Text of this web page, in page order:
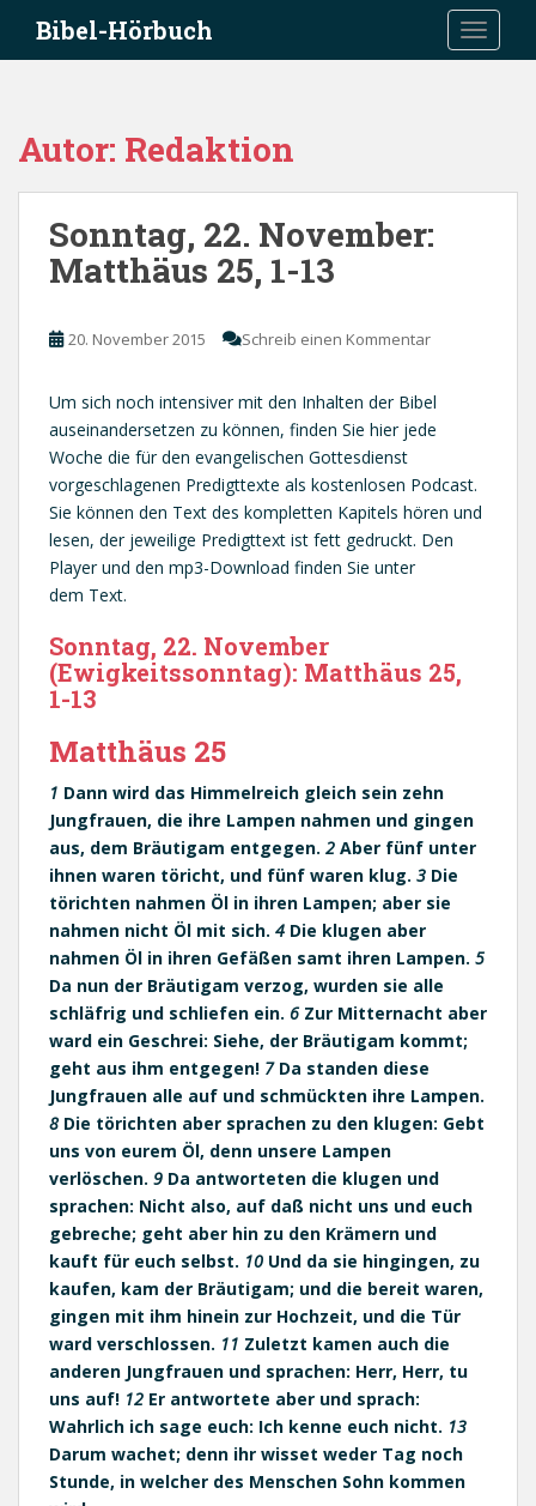
i
Bibel-Hörbuch
Autor: Redaktion
Sonntag, 22. November:
Matthäus 25, 1-13
20. November 2015 Schreib einen Kommentar
Um sich noch intensiver mit den Inhalten der Bibel
auseinandersetzen zu können, finden Sie hier jede
Woche die für den evangelischen Gottesdienst
vorgeschlagenen Predigttexte als kostenlosen Podcast.
Sie können den Text des kompletten Kapitels hören und
lesen, der jeweilige Predigttext ist fett gedruckt. Den
Player und den mp3-Download finden Sie unter
dem Text.
Sonntag, 22. November
(Ewigkeitssonntag): Matthäus 25,
1-13
Matthäus 25
1 Dann wird das Himmelreich gleich sein zehn
Jungfrauen, die ihre Lampen nahmen und gingen
aus, dem Bräutigam entgegen. 2 Aber fünf unter
ihnen waren töricht, und fünf waren klug. 3 Die
törichten nahmen Öl in ihren Lampen; aber sie
nahmen nicht Öl mit sich. 4 Die klugen aber
nahmen Öl in ihren Gefäßen samt ihren Lampen. 5
Da nun der Bräutigam verzog, wurden sie alle
schläfrig und schliefen ein. 6 Zur Mitternacht aber
ward ein Geschrei: Siehe, der Bräutigam kommt;
geht aus ihm entgegen! 7Da standen diese
Jungfrauen alle auf und schmückten ihre Lampen.
8 Die törichten aber sprachen zu den klugen: Gebt
uns von eurem Öl, denn unsere Lampen
verlöschen. 9 Da antworteten die klugen und
sprachen: Nicht also, auf daß nicht uns und euch
gebreche; geht aber hin zu den Krämern und
kauft für euch selbst. 10 Und da sie hingingen, zu
kaufen, kam der Bräutigam; und die bereit waren,
gingen mit ihm hinein zur Hochzeit, und die Tür
ward verschlossen. 11 Zuletzt kamen auch die
anderen Jungfrauen und sprachen: Herr, Herr, tu
uns auf! 12 Er antwortete aber und sprach:
Wahrlich ich sage euch: Ich kenne euch nicht. 13
Darum wachet; denn ihr wisset weder Tag noch
Stunde, in welcher des Menschen Sohn kommen